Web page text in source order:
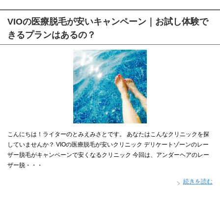
VIOの医療脱毛が安いキャンペーン｜お試し体験で
きるプランはあるの？
こんにちは！ライターのとみえみさとです。 あなたはこんなクリニックを探
していませんか？ VIOの医療脱毛が安いクリニック デリケートゾーンのレー
ザー脱毛がキャンペーンで安くなるクリニック 今回は、アンダーヘアのレー
ザー脱・・・
続きを読む